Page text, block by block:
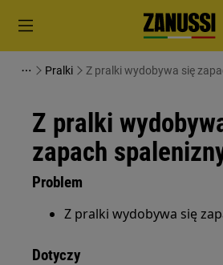
Pralki Z pralki wydobywa się
Z pralki
zapach
Problem
Z pralki wydobywa się
Dotyczy